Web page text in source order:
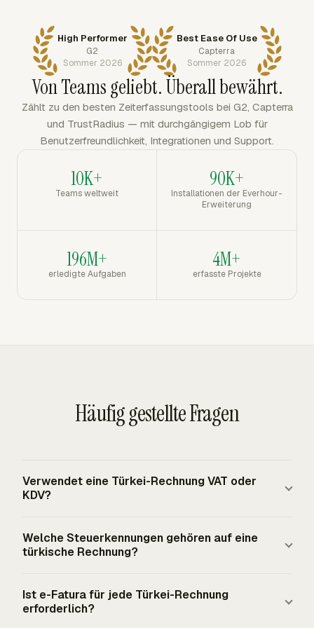
High Performer
G2
Sommer 2026
Best Ease Of Use
Capterra
Sommer 2026
Von Teams geliebt. Überall bewährt.
Zählt zu den besten Zeiterfassungstools bei G2, Capterra
und TrustRadius — mit durchgängigem Lob für
Benutzerfreundlichkeit, Integrationen und Support.
10K+
Teams weltweit
90K+
Installationen der Everhour-
Erweiterung
196M+
erledigte Aufgaben
4M+
erfasste Projekte
Häufig gestellte Fragen
Verwendet eine Türkei-Rechnung VAT oder
KDV?
Bezeichnung KDV. Lieferungen von Waren und
Dienstleistungen unterliegen der KDV, wobei Vorsteuer-
verrechnet wird. Die Rechnung sollte Steuerart,
anwendbaren Satz und Steuerbetrag ausweisen, statt nur
Welche Steuerkennungen gehören auf eine
türkische Rechnung?
VKN, der türkischen Steueridentifikationsnummer, oder
Ist e-Fatura für jede Türkei-Rechnung
erforderlich?